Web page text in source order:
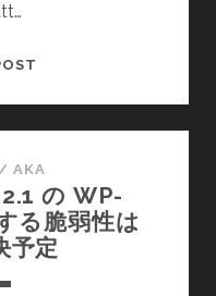
き
テ
ー
マ
AKA
の WP-
る脆弱性は
予定